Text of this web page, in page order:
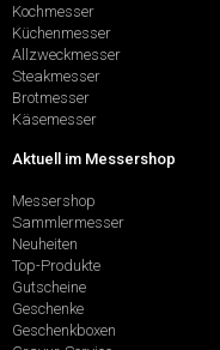
Kochmesser
Küchenmesser
Allzweckmesser
Steakmesser
Brotmesser
Käsemesser
Aktuell im Messershop
Messershop
Sammlermesser
Neuheiten
Top-Produkte
Gutscheine
Geschenke
Geschenkboxen